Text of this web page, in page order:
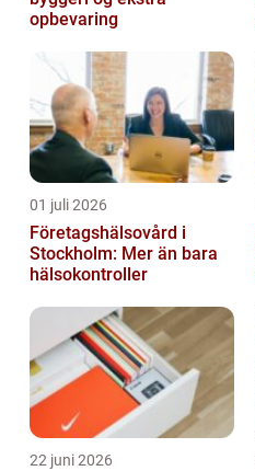
opbevaring
01 juli 2026
Företagshälsovård i
Stockholm: Mer än bara
hälsokontroller
22 juni 2026